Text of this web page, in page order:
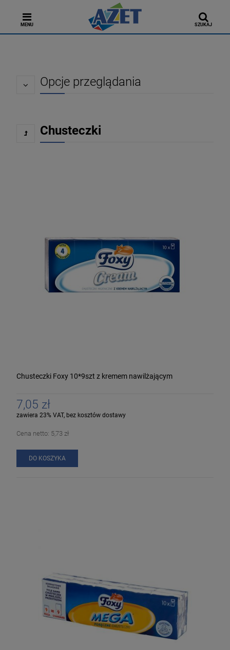
MENU SZUKAJ
Opcje przeglądania
Chusteczki
Chusteczki Foxy 10*9szt z kremem nawilżającym
7,05 zł
zawiera 23% VAT, bez kosztów dostawy
Cena netto: 5,73 zł
DO KOSZYKA